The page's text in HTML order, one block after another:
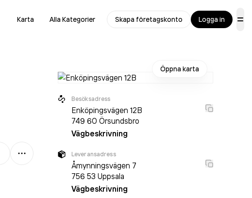
Karta Alla Kategorier Skapa företagskonto Logga in
Mer
Öppna karta
Besöksadress
Enköpingsvägen 12B
749 60 Örsundsbro
Vägbeskrivning
Leveransadress
Åmynningsvägen 7
756 53 Uppsala
Vägbeskrivning